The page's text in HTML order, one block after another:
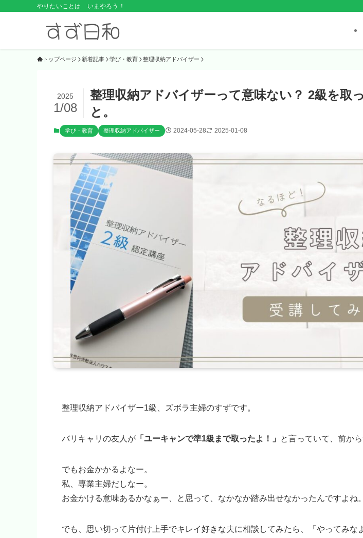
やりたいことは いまやろう！
トップページ 新着記事 学び・教育 整理収納アドバイザー
整理収納アドバイザーって意味ない？ 2級を取
と。
2025
1/08
学び・教育 整理収納アドバイザー 2024-05-28 2025-01-08
整理収納アドバイザー1級、ズボラ主婦のすずです。
バリキャリの友人が 「ユーキャンで準1級まで取ったよ！」 と言っていて、前か
でもお金かかるよなー。
私、専業主婦だしなー。
お金かける意味あるかなぁー、と思って、なかなか踏み出せなかったんですよね。
でも、思い切って片付け上手でキレイ好きな夫に相談してみたら、「やってみな